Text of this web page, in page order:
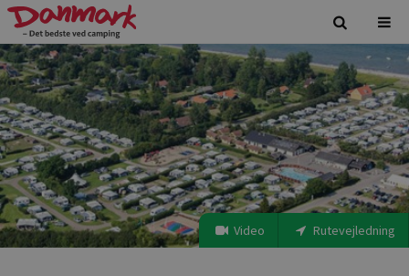
Video Rutevejledning